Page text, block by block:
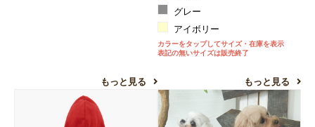
もっと見る
グレー
アイボリー
カラーをタップしてサイズ・在庫を表示
表記の無いサイズは販売終了
もっと見る